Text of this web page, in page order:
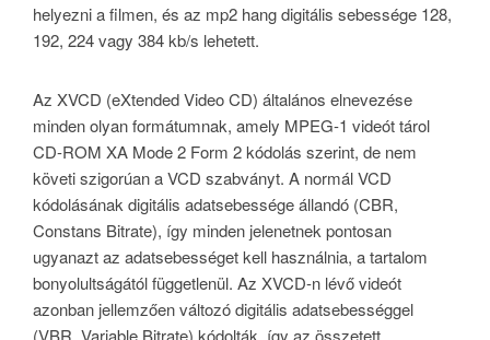
helyezni a filmen, és az mp2 hang digitális sebessége 128,
192, 224 vagy 384 kb/s lehetett.
Az XVCD (eXtended Video CD) általános elnevezése
minden olyan formátumnak, amely MPEG-1 videót tárol
CD-ROM XA Mode 2 Form 2 kódolás szerint, de nem
követi szigorúan a VCD szabványt. A normál VCD
kódolásának digitális adatsebessége állandó (CBR,
Constans Bitrate), így minden jelenetnek pontosan
ugyanazt az adatsebességet kell használnia, a tartalom
bonyolultságától függetlenül. Az XVCD-n lévő videót
azonban jellemzően változó digitális adatsebességgel
(VBR, Variable Bitrate) kódolták, így az összetett